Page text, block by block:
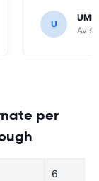
U
Avis
per
6